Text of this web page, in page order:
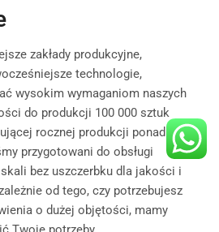
zakłady produkcyjne,
technologie,
wysokim wymaganiom naszych
do produkcji 100 000 sztuk
rocznej produkcji ponad 30
przygotowani do obsługi
bez uszczerbku dla jakości i
od tego, czy potrzebujesz
o dużej objętości, mamy